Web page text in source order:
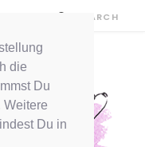
die
Du
Weitere
Du in